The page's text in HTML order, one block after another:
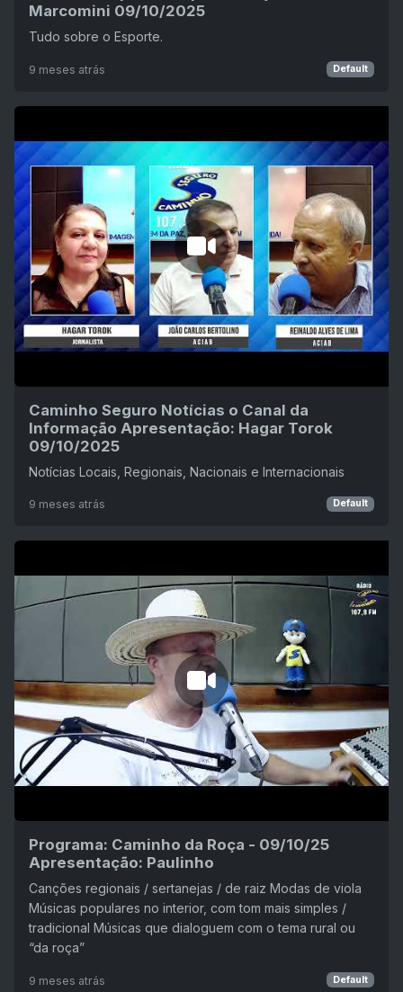
Marcomini 09/10/2025
Tudo sobre o Esporte.
9 meses atrás Default
Caminho Seguro Notícias o Canal da
Informação Apresentação: Hagar Torok
09/10/2025
Notícias Locais, Regionais, Nacionais e Internacionais
9 meses atrás Default
Programa: Caminho da Roça - 09/10/25
Apresentação: Paulinho
Canções regionais / sertanejas / de raiz Modas de viola
Músicas populares no interior, com tom mais simples /
tradicional Músicas que dialoguem com o tema rural ou
“da roça”
9 meses atrás Default